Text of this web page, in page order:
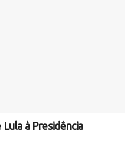
à Presidência